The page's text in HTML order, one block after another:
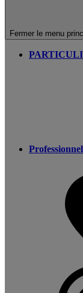
Fermer le menu